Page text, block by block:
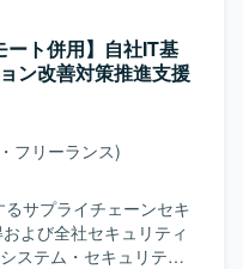
となっております。 ・
必要な機材や技術的イ
ており、勉強会参加や
ップできる環境です。
ら再発防止策の実装、
験していただけます。
属人化に直接貢献でき
、DNS となっておりま
脆弱性診断、アクセス
の再構築、運用移管や
り組んでいただきま
システム基盤の設計・構
ます。 Terraformや
設計・構築や、自動化ス
っていただきます。
上でのApache、
ルウェア設計・設定お
JP1、HULFT、
の設計レビューやパフ
ます。 【求める
化に関心を持ち、主体
求めております。 関係
ート併用】自社IT基
ン改善対策推進支援
フリーランス)
るサプライチェーンセキ
よび全社セキュリティ
ステム・セキュリティ